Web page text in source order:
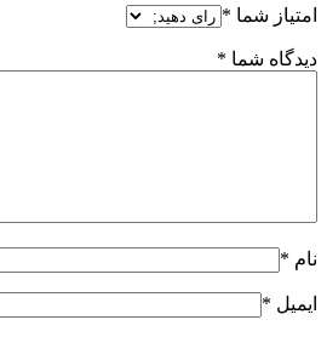
امتیاز شما *
دیدگاه شما *
نام *
ایمیل *